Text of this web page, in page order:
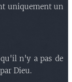
uniquement un
n'y a pas de
Dieu.